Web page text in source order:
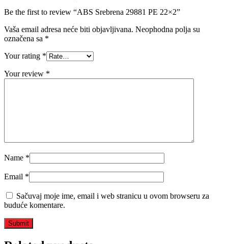
Be the first to review “ABS Srebrena 29881 PE 22×2”
Vaša email adresa neće biti objavljivana. Neophodna polja su
označena sa *
Your rating *
Your review *
Name *
Email *
Sačuvaj moje ime, email i web stranicu u ovom browseru za
buduće komentare.